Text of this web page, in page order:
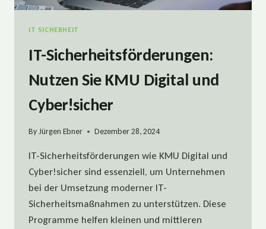
IT SICHERHEIT
IT-Sicherheitsförderungen:
Nutzen Sie KMU Digital und
Cyber!sicher
ByJürgen Ebner Dezember 28, 2024
IT-Sicherheitsförderungen wie KMU Digital und
Cyber!sicher sind essenziell, um Unternehmen
bei der Umsetzung moderner IT-
Sicherheitsmaßnahmen zu unterstützen. Diese
Programme helfen kleinen und mittleren